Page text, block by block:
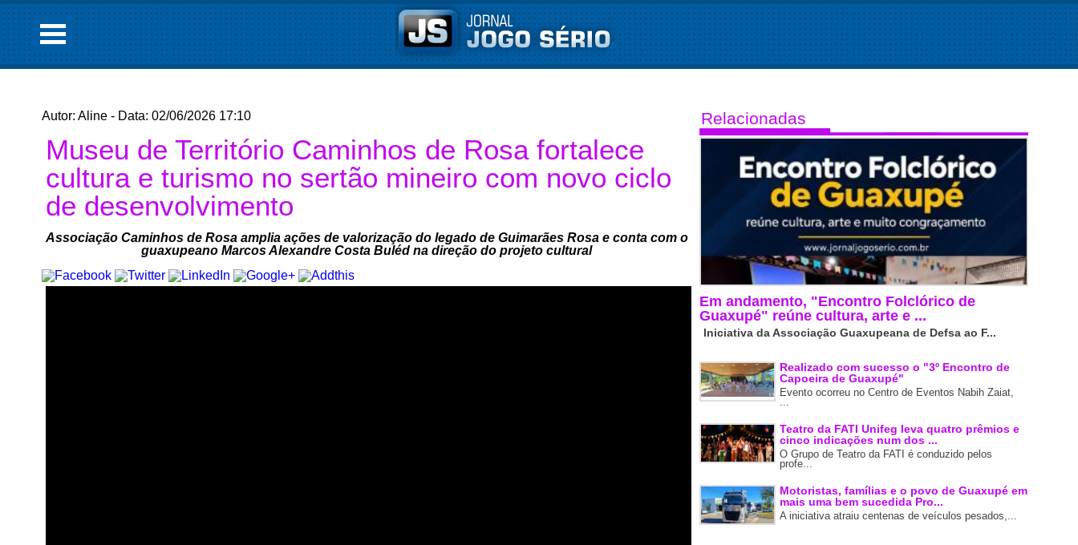
Autor: Aline - Data: 02/06/2026 17:10
Museu de Território Caminhos de Rosa fortalece
cultura e turismo no sertão mineiro com novo ciclo
de desenvolvimento
Associação Caminhos de Rosa amplia ações de valorização do legado de Guimarães Rosa e conta com o
guaxupeano Marcos Alexandre Costa Buléd na direção do projeto cultural
Relacionadas
Em andamento, "Encontro Folclórico de
Guaxupé" reúne cultura, arte e ...
Iniciativa da Associação Guaxupeana de Defsa ao F...
Realizado com sucesso o "3º Encontro de
Capoeira de Guaxupé"
Evento ocorreu no Centro de Eventos Nabih Zaiat,
...
Teatro da FATI Unifeg leva quatro prêmios e
cinco indicações num dos ...
O Grupo de Teatro da FATI é conduzido pelos
profe...
Motoristas, famílias e o povo de Guaxupé em
mais uma bem sucedida Pro...
A iniciativa atraiu centenas de veículos pesados,...